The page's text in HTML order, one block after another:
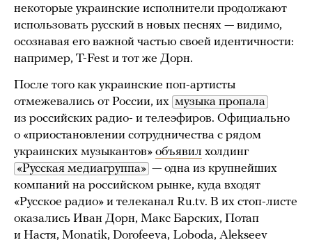
некоторые украинские исполнители продолжают
использовать русский в новых песнях — видимо,
осознавая его важной частью своей идентичности:
например, T-Fest и тот же Дорн.
После того как украинские поп-артисты
отмежевались от России, их музыка пропала
из российских радио- и телеэфиров. Официально
о «приостановлении сотрудничества с рядом
украинских музыкантов» объявил холдинг
«Русская медиагруппа» — одна из крупнейших
компаний на российском рынке, куда входят
«Русское радио» и телеканал Ru.tv. В их стоп-листе
оказались Иван Дорн, Макс Барских, Потап
и Настя, Monatik, Dorofeeva, Loboda, Alekseev